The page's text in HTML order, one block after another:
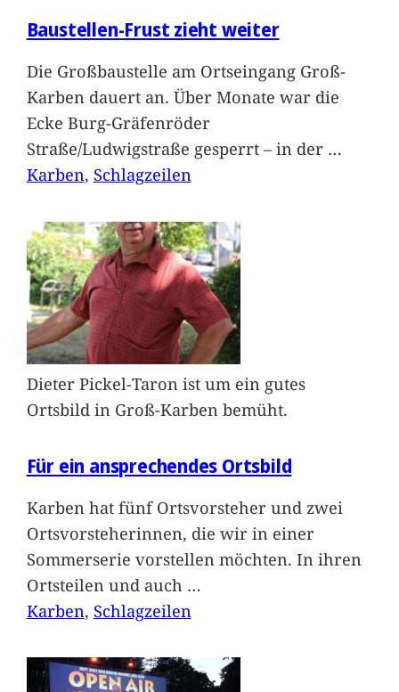
Baustellen-Frust zieht weiter
Die Großbaustelle am Ortseingang Groß-
Karben dauert an. Über Monate war die
Ecke Burg-Gräfenröder
Straße/Ludwigstraße gesperrt – in der …
Karben, Schlagzeilen
Dieter Pickel-Taron ist um ein gutes
Ortsbild in Groß-Karben bemüht.
Für ein ansprechendes Ortsbild
Karben hat fünf Ortsvorsteher und zwei
Ortsvorsteherinnen, die wir in einer
Sommerserie vorstellen möchten. In ihren
Ortsteilen und auch …
Karben, Schlagzeilen